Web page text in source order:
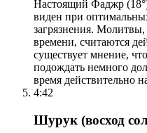
Настоящий Фаджр
виден при
загрязнения.
времени, считаются
существует мнение,
подождать немного
время действительно
4:42
Шурук (восход